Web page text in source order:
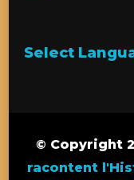
Select
© Copyright
racontent